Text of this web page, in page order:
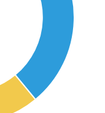
3 382 €